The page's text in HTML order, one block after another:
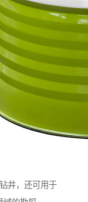
井，还可用于